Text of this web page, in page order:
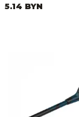
5.14 BYN